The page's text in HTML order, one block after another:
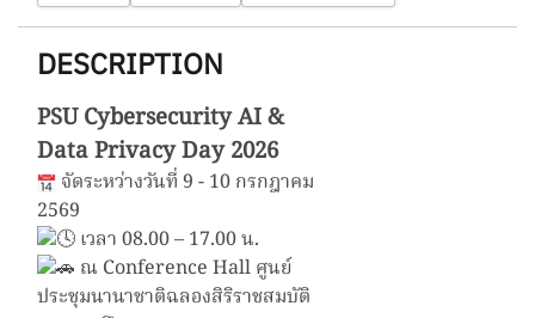
DESCRIPTION
PSU Cybersecurity AI &
Data Privacy Day 2026
จัดระหว่างวันที่ 9 - 10 กรกฎาคม
2569
เวลา 08.00 – 17.00 น.
ณ Conference Hall ศูนย์
ประชุมนานาชาติฉลองสิริราชสมบัติ